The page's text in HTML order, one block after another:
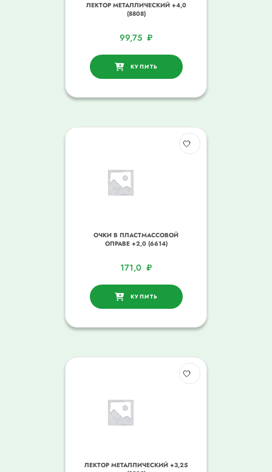
ЛЕКТОР МЕТАЛЛИЧЕСКИЙ +4,0
(8808)
99,75 ₽
КУПИТЬ
ОЧКИ В ПЛАСТМАССОВОЙ
ОПРАВЕ +2,0 (6614)
171,0 ₽
КУПИТЬ
ЛЕКТОР МЕТАЛЛИЧЕСКИЙ +3,25